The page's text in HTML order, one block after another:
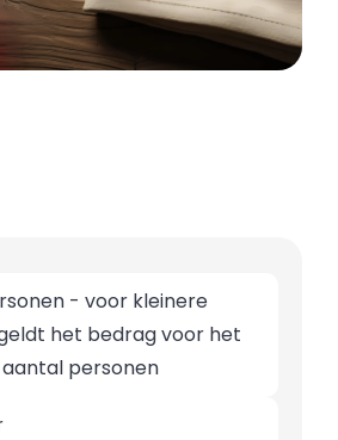
- voor kleinere
het bedrag voor het
personen